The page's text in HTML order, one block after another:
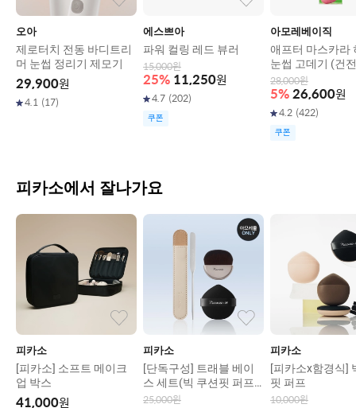
오아
제로터치 전동 바디트리
머 눈썹 정리기 제모기
29,900원
4.1 (17)
에스쁘아
파워 컬링 레드 뷰러
15,000원
25% 11,250원
4.7 (202)
쿠폰
아모레베이직
애프터 마스카라
눈썹 고데기 (건
도 구매)
28,000원
5% 26,600원
4.2 (422)
쿠폰
피카소에서 잘나가요
피카소
[피카소] 소프트 메이크
업 박스
41,000원
피카소
[단독구성] 트래블 베이
스 세트(빅 쿠션핏 퍼프
+미니 스파츌라+납작브
25,000원
피카소
[피카소x함경식]
핏 퍼프
10,000원